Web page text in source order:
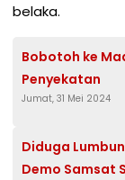
belaka.
Bobotoh ke
Penyekatan
Jumat, 31 Mei 2024
Diduga
Demo Samsat